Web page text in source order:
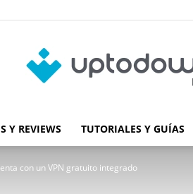
Blog
Y REVIEWS TUTORIALES Y GUÍAS
con un VPN gratuito integrado